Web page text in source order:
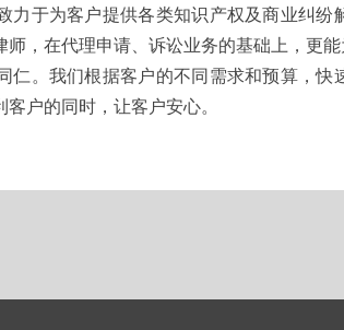
力于为客户提供各类知识产权及商业纠
，在代理申请、诉讼业务的基础上，更
仁。我们根据客户的不同需求和预算，
户的同时，让客户安心。